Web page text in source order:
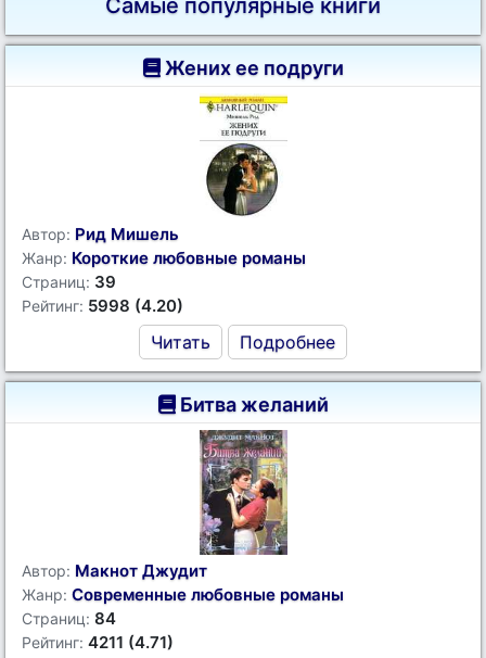
Самые популярные книги
Жених ее подруги
Автор: Рид Мишель
Жанр: Короткие любовные романы
Страниц: 39
Рейтинг: 5998 (4.20)
Читать Подробнее
Битва желаний
Автор: Макнот Джудит
Жанр: Современные любовные романы
Страниц: 84
Рейтинг: 4211 (4.71)